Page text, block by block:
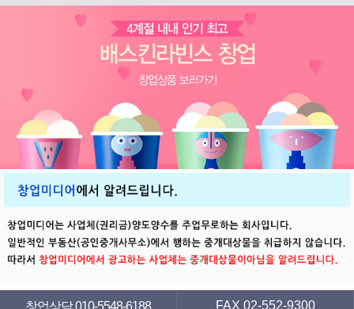
FAX 02-552-9300